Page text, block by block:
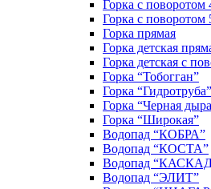
Горка с поворотом
Горка с поворотом
Горка прямая
Горка детская
Горка детская с
Горка “Тобогган”
Горка “Гидротруба”
Горка “Черная
Горка “Широкая”
Водопад “КОБРА”
Водопад “КОСТА”
Водопад
Водопад “ЭЛИТ”